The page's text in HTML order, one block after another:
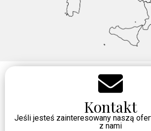
Kontakt
Jeśli jesteś zainteresowany naszą
z nami